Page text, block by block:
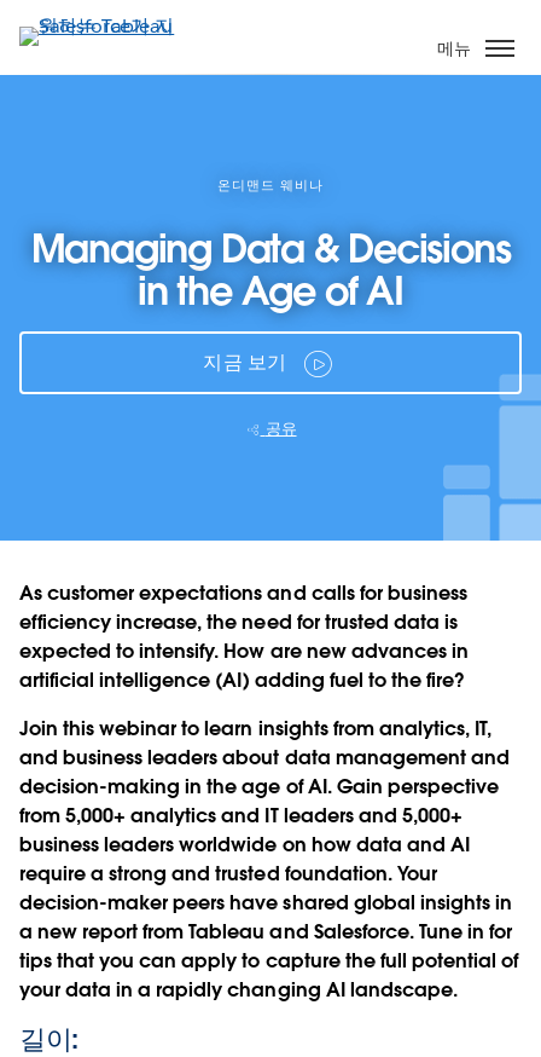
요
콘
메뉴
온디맨드 웨비나
Managing Data & Decisions
in the Age of AI
지금 보기
공유
As customer expectations and calls for business
efficiency increase, the need for trusted data is
expected to intensify. How are new advances in
artificial intelligence (AI) adding fuel to the fire?
Join this webinar to learn insights from analytics, IT,
and business leaders about data management and
decision-making in the age of AI. Gain perspective
from 5,000+ analytics and IT leaders and 5,000+
business leaders worldwide on how data and AI
require a strong and trusted foundation. Your
decision-maker peers have shared global insights in
a new report from Tableau and Salesforce. Tune in for
tips that you can apply to capture the full potential of
your data in a rapidly changing AI landscape.
길이: